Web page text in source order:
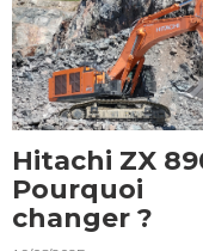
Hitachi ZX
Pourquoi
changer ?